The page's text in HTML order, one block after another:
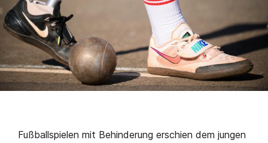
Fußballspielen mit Behinderung erschien dem jungen